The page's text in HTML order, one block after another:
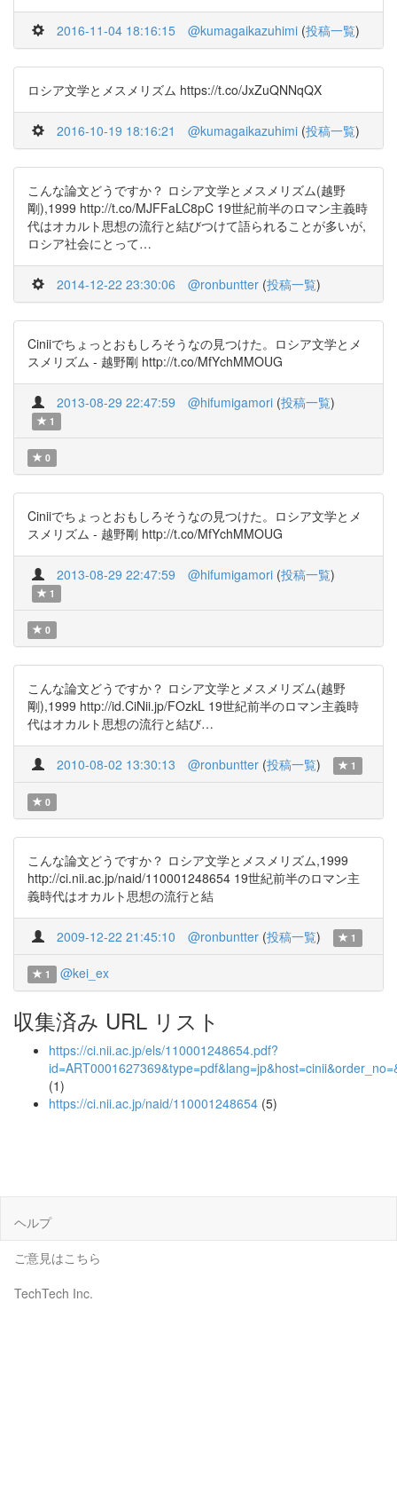
2016-11-04 18:16:15 @kumagaikazuhimi (投稿一覧)
ロシア文学とメスメリズム https://t.co/JxZuQNNqQX
2016-10-19 18:16:21 @kumagaikazuhimi (投稿一覧)
こんな論文どうですか？ ロシア文学とメスメリズム(越野
剛),1999 http://t.co/MJFFaLC8pC 19世紀前半のロマン主義時
代はオカルト思想の流行と結びつけて語られることが多いが,
ロシア社会にとって…
2014-12-22 23:30:06 @ronbuntter (投稿一覧)
Ciniiでちょっとおもしろそうなの見つけた。ロシア文学とメ
スメリズム - 越野剛 http://t.co/MfYchMMOUG
2013-08-29 22:47:59 @hifumigamori (投稿一覧)
1
0
Ciniiでちょっとおもしろそうなの見つけた。ロシア文学とメ
スメリズム - 越野剛 http://t.co/MfYchMMOUG
2013-08-29 22:47:59 @hifumigamori (投稿一覧)
1
0
こんな論文どうですか？ ロシア文学とメスメリズム(越野
剛),1999 http://id.CiNii.jp/FOzkL 19世紀前半のロマン主義時
代はオカルト思想の流行と結び…
2010-08-02 13:30:13 @ronbuntter (投稿一覧) 1
0
こんな論文どうですか？ ロシア文学とメスメリズム,1999
http://ci.nii.ac.jp/naid/110001248654 19世紀前半のロマン主
義時代はオカルト思想の流行と結
2009-12-22 21:45:10 @ronbuntter (投稿一覧) 1
1 @kei_ex
収集済み URL リスト
https://ci.nii.ac.jp/els/110001248654.pdf?
(1)
https://ci.nii.ac.jp/naid/110001248654 (5)
ヘルプ
ご意見はこちら
TechTech Inc.